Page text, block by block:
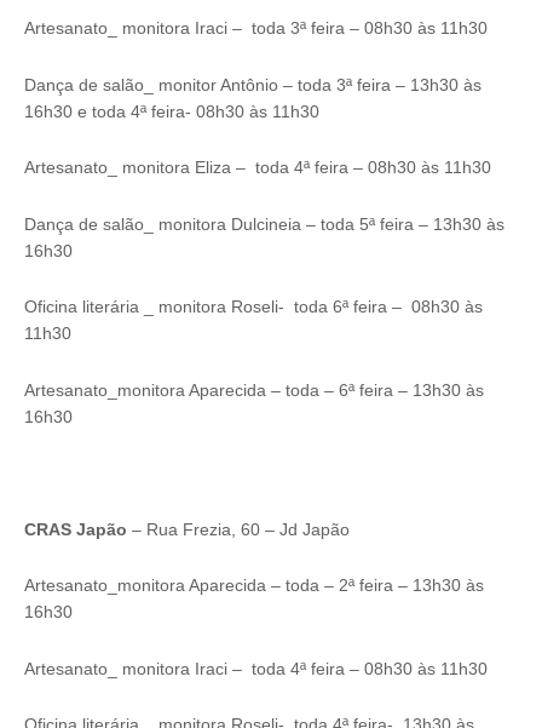
Artesanato_ monitora Iraci – toda 3ª feira – 08h30 às 11h30
Dança de salão_ monitor Antônio – toda 3ª feira – 13h30 às
16h30 e toda 4ª feira- 08h30 às 11h30
Artesanato_ monitora Eliza – toda 4ª feira – 08h30 às 11h30
Dança de salão_ monitora Dulcineia – toda 5ª feira – 13h30 às
16h30
Oficina literária _ monitora Roseli- toda 6ª feira – 08h30 às
11h30
Artesanato_monitora Aparecida – toda – 6ª feira – 13h30 às
16h30
CRAS Japão – Rua Frezia, 60 – Jd Japão
Artesanato_monitora Aparecida – toda – 2ª feira – 13h30 às
16h30
Artesanato_ monitora Iraci – toda 4ª feira – 08h30 às 11h30